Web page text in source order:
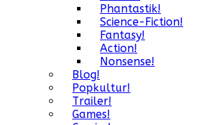
Phantastik!
Science-Fiction!
Fantasy!
Action!
Nonsense!
Blog!
Popkultur!
Trailer!
Games!